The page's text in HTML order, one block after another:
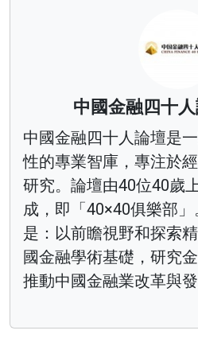
中國金融四十
中國金融四十人論壇是
性的專業智庫，專注於
研究。論壇由40位40歲
成，即「40×40俱樂部
是：以前瞻視野和探索
國金融學術基礎，研究
推動中國金融業改革與發